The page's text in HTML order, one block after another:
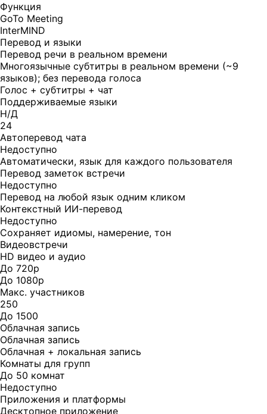
Функция
GoTo Meeting
InterMIND
Перевод и языки
Перевод речи в реальном времени
Многоязычные субтитры в реальном времени (~9
языков); без перевода голоса
Голос + субтитры + чат
Поддерживаемые языки
Н/Д
24
Автоперевод чата
Недоступно
Автоматически, язык для каждого пользователя
Перевод заметок встречи
Недоступно
Перевод на любой язык одним кликом
Контекстный ИИ-перевод
Недоступно
Сохраняет идиомы, намерение, тон
Видеовстречи
HD видео и аудио
До 720p
До 1080p
Макс. участников
250
До 1500
Облачная запись
Облачная запись
Облачная + локальная запись
Комнаты для групп
До 50 комнат
Недоступно
Приложения и платформы
Десктопное приложение